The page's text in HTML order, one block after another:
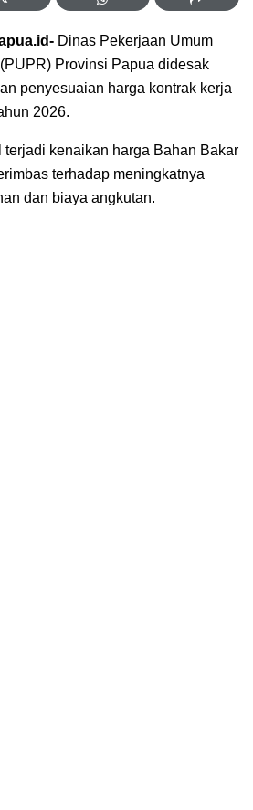
Dinas Pekerjaan Umum
Provinsi Papua didesak
penyesuaian harga kontrak kerja
2026.
terjadi kenaikan harga Bahan Bakar
terhadap meningkatnya
dan biaya angkutan.